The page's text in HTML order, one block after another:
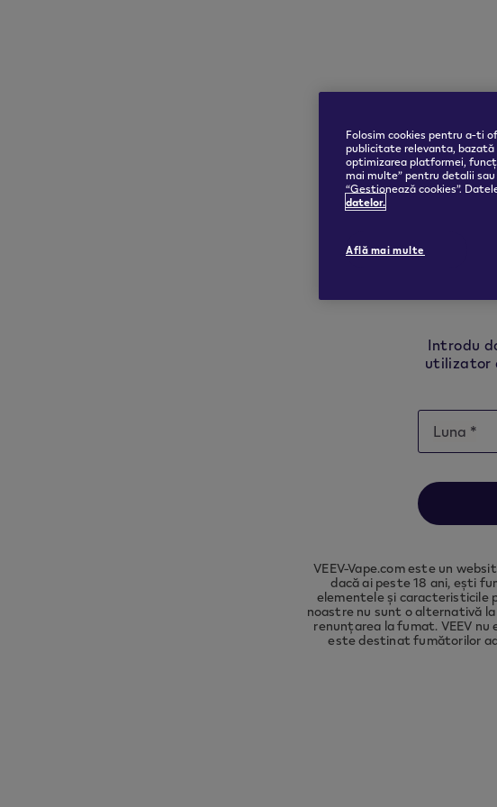
Please note this
compliance with
Introdu
utilizator
Date
Luna
Luna
Luna *
VEEV-Vape.com este un
dacă ai peste 18 ani, ești
elementele și caracteristicile
noastre nu sunt o alternativă
renunțarea la fumat. VEEV
este destinat fumătorilor
Folosim cookies pentru a-ti
publicitate relevanta,
optimizarea platformei,
mai multe” pentru detalii
“Gestionează cookies”.
datelor.
Află mai multe